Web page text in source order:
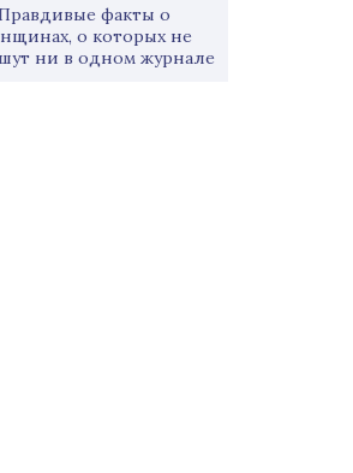
факты о
о которых не
ни в одном журнале